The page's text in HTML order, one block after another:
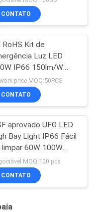
CONTATO
RoHS Kit de
Luz LED
IP66 150lm/W
price MOQ:50PCS
CONTATO
aprovado UFO LED
Bay Light IP66 Fácil
limpar 60W 100W
200WMOQ:100 pcs
CONTATO